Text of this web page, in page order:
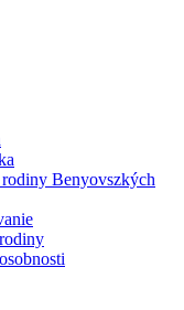
Benyovszkých